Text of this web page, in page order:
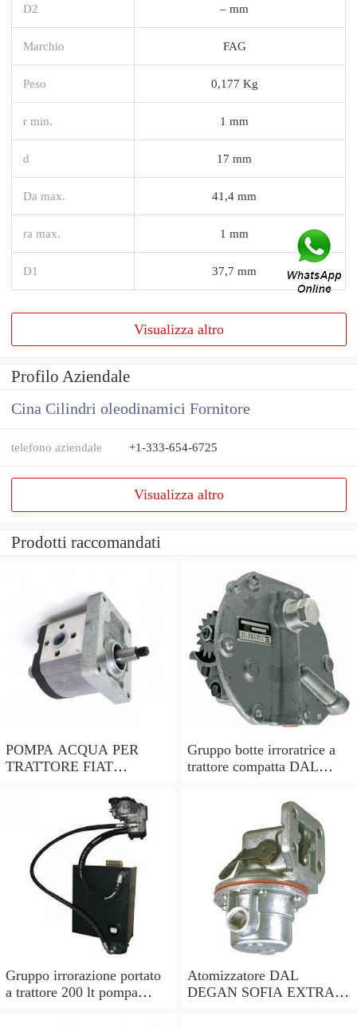
D2 – mm
Marchio FAG
Peso 0,177 Kg
r min. 1 mm
d 17 mm
Da max. 41,4 mm
ra max. 1 mm
D1 37,7 mm
Visualizza altro
Profilo Aziendale
Cina Cilindri oleodinamici Fornitore
telefono aziendale +1-333-654-6725
Visualizza altro
Prodotti raccomandati
POMPA ACQUA PER
TRATTORE FIAT
Gruppo botte irroratrice a
trattore compatta DAL
Gruppo irrorazione portato
a trattore 200 lt pompa
Atomizzatore DAL
DEGAN SOFIA EXTRA